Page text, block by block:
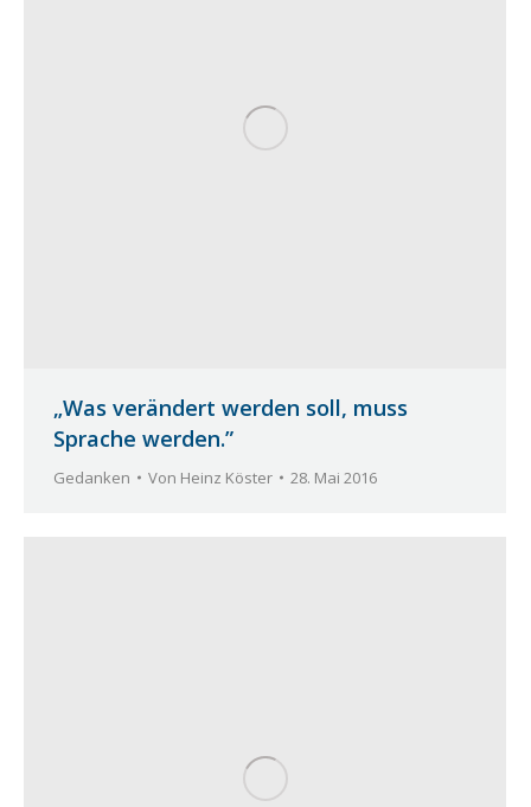
„Was verändert werden soll, muss
Sprache werden.”
Gedanken Von Heinz Köster 28. Mai 2016